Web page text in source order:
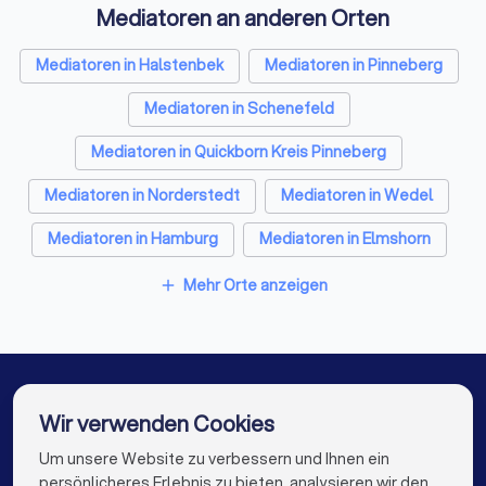
Arbeitsplatz benötigen – bei Trustlocal finden Sie den
Mediatoren an anderen Orten
Mediatoren in Halstenbek
Mediatoren in Pinneberg
Mediatoren in Schenefeld
Mediatoren in Quickborn Kreis Pinneberg
Mediatoren in Norderstedt
Mediatoren in Wedel
Mediatoren in Hamburg
Mediatoren in Elmshorn
Mediatoren in Henstedt-Ulzburg
Mediatoren in Frankfurt am Main
Mediatoren in Stuttgart
Mediatoren in Düsseldorf
add Mehr Orte anzeigen
Die besten Mediatoren für Sie
Wir verwenden Cookies
Um unsere Website zu verbessern und Ihnen ein